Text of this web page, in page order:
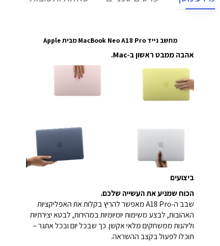
מחשב נייד MacBook Neo A18 Pro מבית Apple
אהבה ממבט ראשון ב‑Mac.
ביצועים
הכוח שמניע את העשייה שלכם.
שבב ה‑A18 Pro מאפשר להריץ בקלות את האפליקציות
האהובות, לבצע משימות יומיומיות במהירות, לבטא יצירתיות
וליהנות ממשחקים מלאי אקשן. כך שבכל יום ובכל אתגר –
תוכלו לפעול בקצב ההשראה.